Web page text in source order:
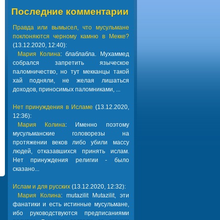
Последние комментарии
Правда или вымысел, что мусульмане
поклоняются черному камню в Мекке?
(13.12.2020, 12:40):
Мария Колина: блаблабла. Мухаммед
собрался запретить языческое
паломничество, но тут мекканцы такой
хай подняли, не желая лишаться
доходов, приносимых паломниками, ...
Нет принуждения в Исламе (13.12.2020,
12:36):
Мария Колина: Именно поэтому
мусульманские головорезы на
протяжении веков либо убили массу
людей, отказавшихся принять ислам.
Нет принуждения религии - было
сказано...
Ислам и для русских(13.12.2020, 12:32):
Мария Колина: mutazilit Mutazilit, эти
фанатики и есть истинные мусульмане,
ибо руководствуются предписаниями